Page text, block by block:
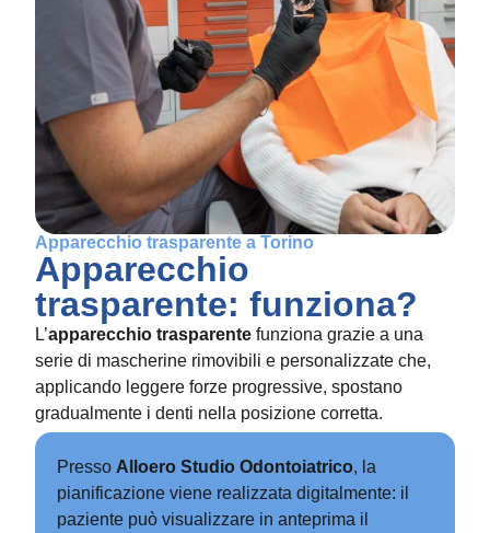
Apparecchio trasparente a Torino
Apparecchio
trasparente: funziona?
L’apparecchio trasparente funziona grazie a una
serie di mascherine rimovibili e personalizzate che,
applicando leggere forze progressive, spostano
gradualmente i denti nella posizione corretta.
Presso Alloero Studio Odontoiatrico, la
pianificazione viene realizzata digitalmente: il
paziente può visualizzare in anteprima il